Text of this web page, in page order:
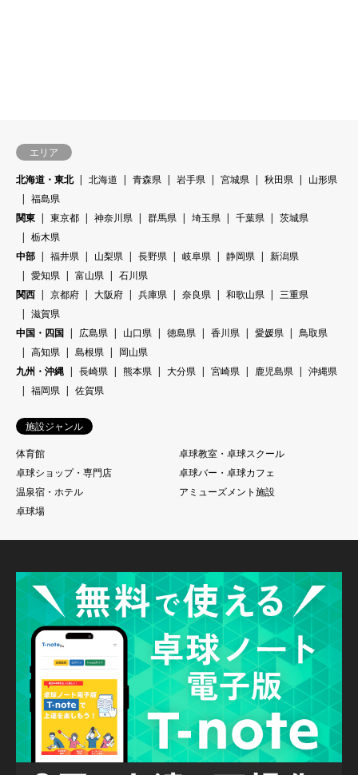
エリア
北海道・東北
北海道 青森県 岩手県 宮城県 秋田県
山形県
福島県
関東
東京都 神奈川県 群馬県 埼玉県 千葉県
茨城県
栃木県
中部
福井県 山梨県 長野県 岐阜県 静岡県
新潟県
愛知県
富山県
石川県
関西
京都府 大阪府 兵庫県 奈良県 和歌山県
三重県
滋賀県
中国・四国
広島県 山口県 徳島県 香川県 愛媛県
鳥取県
高知県
島根県
岡山県
九州・沖縄
長崎県 熊本県 大分県 宮崎県 鹿児島県
沖縄県
福岡県
佐賀県
施設ジャンル
体育館
卓球教室・卓球スクール
卓球ショップ・専門店
卓球バー・卓球カフェ
温泉宿・ホテル
アミューズメント施設
卓球場